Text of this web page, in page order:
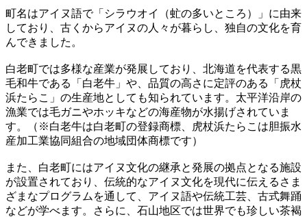
町名はアイヌ語で「シラウオイ（虻の多いところ）」に由来
しており、古くからアイヌの人々が暮らし、独自の文化を育
んできました。
白老町では多様な産業が発展しており、北海道を代表する黒
毛和牛である「白老牛」や、品質の高さに定評のある「虎杖
浜たらこ」の生産地としても知られています。太平洋沿岸の
漁業では毛ガニやホッキなどの海産物が水揚げされていま
す。（※白老牛は白老町の登録商標、虎杖浜たらこは胆振水
産加工業協同組合の地域団体商標です）
また、白老町にはアイヌ文化の継承と発展の拠点となる施設
が設置されており、伝統的なアイヌ文化を現代に伝えるさま
ざまなプログラムを通して、アイヌ語や伝統工芸、古式舞踊
などが学べます。さらに、石山地区では世界でも珍しい茶褐